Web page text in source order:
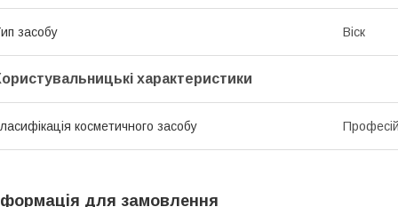
засобу Віск
характеристики
косметичного засобу
для замовлення